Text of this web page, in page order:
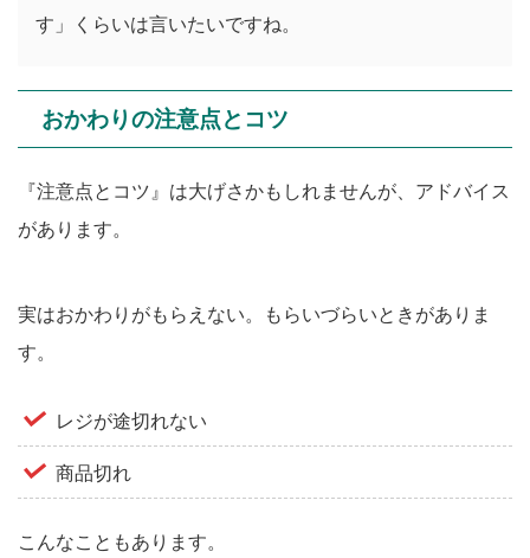
す」くらいは言いたいですね。
おかわりの注意点とコツ
『注意点とコツ』は大げさかもしれませんが、アドバイス
があります。
実はおかわりがもらえない。もらいづらいときがありま
す。
レジが途切れない
商品切れ
こんなこともあります。